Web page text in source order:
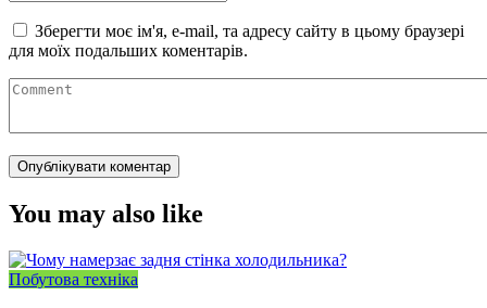
Зберегти моє ім'я, e-mail, та адресу сайту в цьому браузері
для моїх подальших коментарів.
You may also like
Побутова техніка